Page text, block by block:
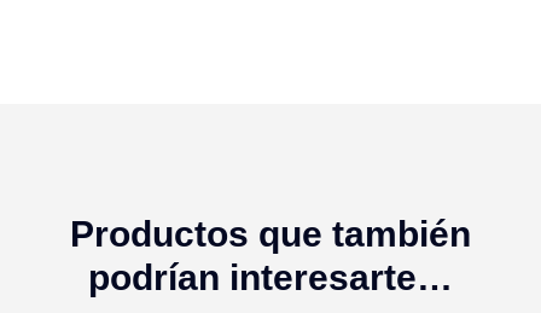
Productos que también
podrían interesarte…